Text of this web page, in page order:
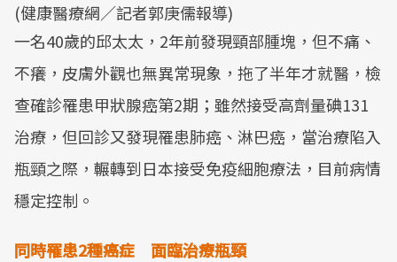
(健康醫療網／記者郭庚儒報導)
一名40歲的邱太太，2年前發現頸部腫塊，但不痛、
不癢，皮膚外觀也無異常現象，拖了半年才就醫，檢
查確診罹患甲狀腺癌第2期；雖然接受高劑量碘131
治療，但回診又發現罹患肺癌、淋巴癌，當治療陷入
瓶頸之際，輾轉到日本接受免疫細胞療法，目前病情
穩定控制。
同時罹患2種癌症 面臨治療瓶頸